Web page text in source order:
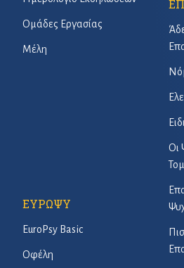
Ομάδες Εργασίας
Μέλη
Οι
ΕΥΡΩΨΥ
EuroPsy Basic
Οφέλη